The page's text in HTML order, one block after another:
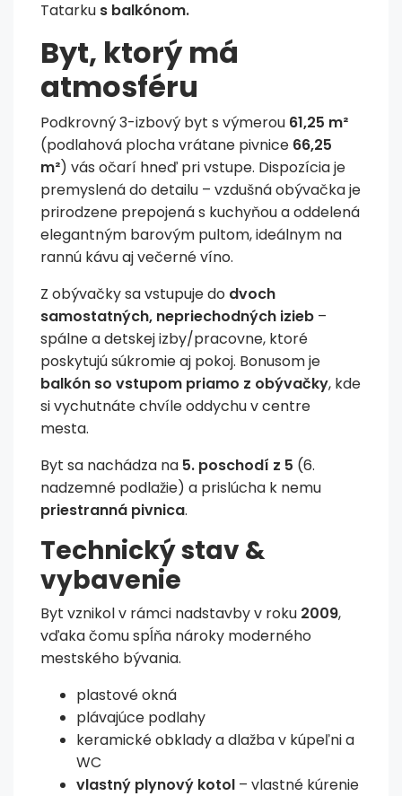
Tatarku s balkónom.
Byt, ktorý má
atmosféru
Podkrovný 3-izbový byt s výmerou 61,25 m²
(podlahová plocha vrátane pivnice 66,25
m²) vás očarí hneď pri vstupe. Dispozícia je
premyslená do detailu – vzdušná obývačka je
prirodzene prepojená s kuchyňou a oddelená
elegantným barovým pultom, ideálnym na
rannú kávu aj večerné víno.
Z obývačky sa vstupuje do dvoch
samostatných, nepriechodných izieb –
spálne a detskej izby/pracovne, ktoré
poskytujú súkromie aj pokoj. Bonusom je
balkón so vstupom priamo z obývačky, kde
si vychutnáte chvíle oddychu v centre
mesta.
Byt sa nachádza na 5. poschodí z 5 (6.
nadzemné podlažie) a prislúcha k nemu
priestranná pivnica.
Technický stav &
vybavenie
Byt vznikol v rámci nadstavby v roku 2009,
vďaka čomu spĺňa nároky moderného
mestského bývania.
plastové okná
plávajúce podlahy
keramické obklady a dlažba v kúpeľni a
WC
vlastný plynový kotol – vlastné kúrenie